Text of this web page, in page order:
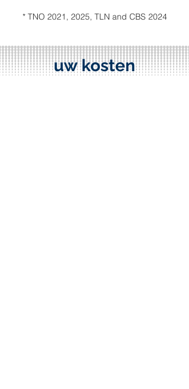
* TNO 2021, 2025, TLN and CBS 2024
uw kosten